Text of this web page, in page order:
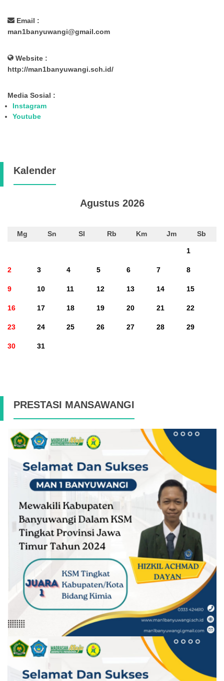
Email :
man1banyuwangi@gmail.com
Website :
http://man1banyuwangi.sch.id/
Media Sosial :
Instagram
Youtube
Kalender
Agustus 2026
Mg Sn Sl Rb Km Jm Sb
1
2 3 4 5 6 7 8
9 10 11 12 13 14 15
16 17 18 19 20 21 22
23 24 25 26 27 28 29
30 31
PRESTASI MANSAWANGI